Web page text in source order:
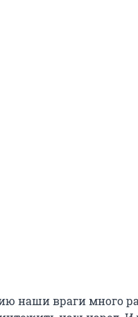
наши враги много